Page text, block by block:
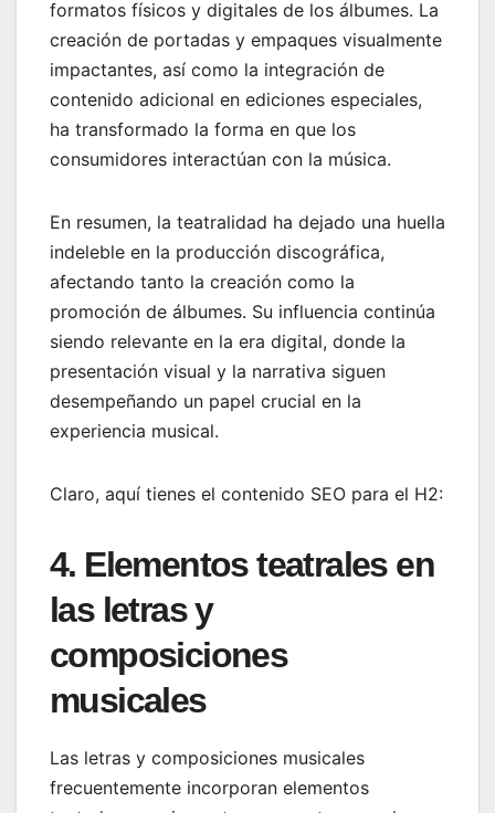
formatos físicos y digitales de los álbumes. La
creación de portadas y empaques visualmente
impactantes, así como la integración de
contenido adicional en ediciones especiales,
ha transformado la forma en que los
consumidores interactúan con la música.
En resumen, la teatralidad ha dejado una huella
indeleble en la producción discográfica,
afectando tanto la creación como la
promoción de álbumes. Su influencia continúa
siendo relevante en la era digital, donde la
presentación visual y la narrativa siguen
desempeñando un papel crucial en la
experiencia musical.
Claro, aquí tienes el contenido SEO para el H2:
4. Elementos teatrales en
las letras y
composiciones
musicales
Las letras y composiciones musicales
frecuentemente incorporan elementos